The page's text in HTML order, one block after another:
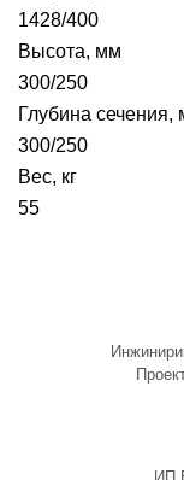
1428/400
Высота, мм
300/250
Глубина сечения,
300/250
Вес, кг
55